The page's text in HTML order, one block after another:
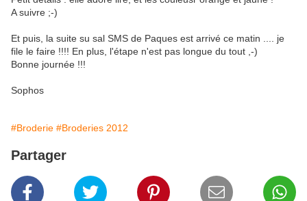
A suivre ;-)
Et puis, la suite su sal SMS de Paques est arrivé ce matin .... je
file le faire !!!! En plus, l'étape n'est pas longue du tout ,-)
Bonne journée !!!
Sophos
#Broderie #Broderies 2012
Partager